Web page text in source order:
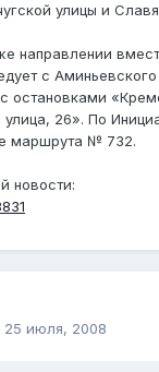
улицы и
направлении
с
остановками
26». По
маршрута № 732.
новости:
25 июля, 2008